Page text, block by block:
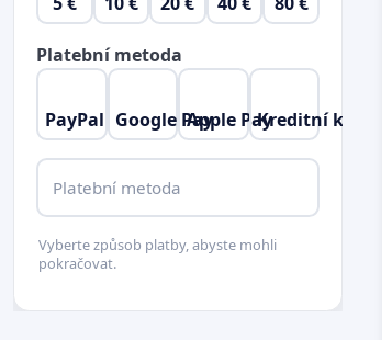
Platební metoda
PayPal Google PayApple PayKreditní karta
Platební metoda
Vyberte způsob platby, abyste mohli
pokračovat.